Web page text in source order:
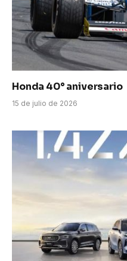
Honda 40° aniversario
15 de julio de 2026